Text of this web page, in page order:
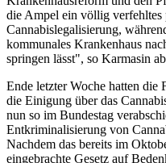
die Ampel ein völlig
Cannabislegalisierung,
kommunales Krankenhaus
springen lässt", so Karmasin
Ende letzter Woche hatten die
die Einigung über das
nun so im Bundestag
Entkriminalisierung von
Nachdem das bereits im
eingebrachte Gesetz auf